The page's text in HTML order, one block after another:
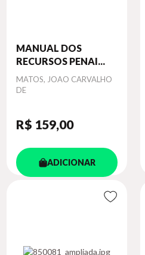
MANUAL DOS
RECURSOS PENAI...
Autor
MATOS, JOAO CARVALHO
DE
R$ 159,00
ADICIONAR